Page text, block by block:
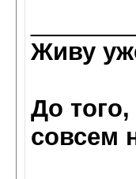
Живу
До
совсем